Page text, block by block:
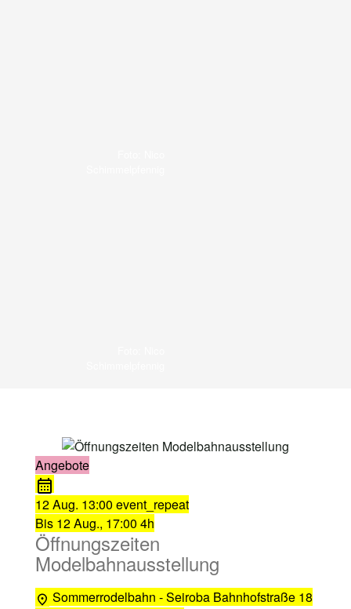
Angebote
12 Aug. 13:00 event_repeat
Bis 12 Aug., 17:00 4h
Öffnungszeiten
Modelbahnausstellung
Sommerrodelbahn - Seiroba Bahnhofstraße 18